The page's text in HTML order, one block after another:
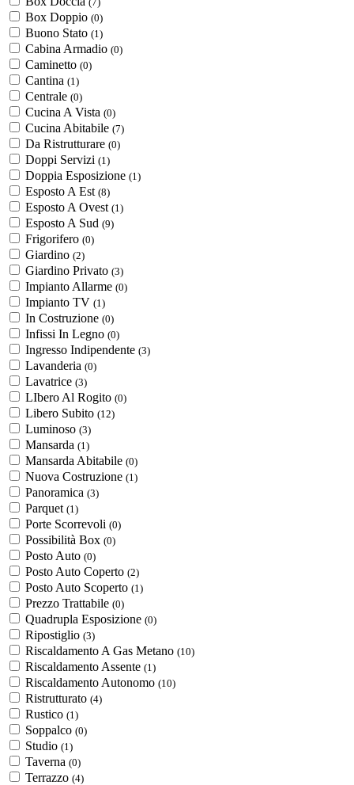
Box Doppio (0)
Buono Stato (1)
Cabina Armadio (0)
Caminetto (0)
Cantina (1)
Centrale (0)
Cucina A Vista (0)
Cucina Abitabile (7)
Da Ristrutturare (0)
Doppi Servizi (1)
Doppia Esposizione (1)
Esposto A Est (8)
Esposto A Ovest (1)
Esposto A Sud (9)
Frigorifero (0)
Giardino (2)
Giardino Privato (3)
Impianto Allarme (0)
Impianto TV (1)
In Costruzione (0)
Infissi In Legno (0)
Ingresso Indipendente (3)
Lavanderia (0)
Lavatrice (3)
LIbero Al Rogito (0)
Libero Subito (12)
Luminoso (3)
Mansarda (1)
Mansarda Abitabile (0)
Nuova Costruzione (1)
Panoramica (3)
Parquet (1)
Porte Scorrevoli (0)
Possibilità Box (0)
Posto Auto (0)
Posto Auto Coperto (2)
Posto Auto Scoperto (1)
Prezzo Trattabile (0)
Quadrupla Esposizione (0)
Ripostiglio (3)
Riscaldamento A Gas Metano (10)
Riscaldamento Assente (1)
Riscaldamento Autonomo (10)
Ristrutturato (4)
Rustico (1)
Soppalco (0)
Studio (1)
Taverna (0)
Terrazzo (4)